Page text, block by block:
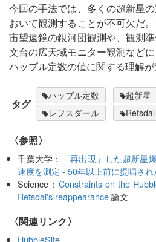
今回の手法では、多くの超新星
おいて観測することが不可欠だ
宙望遠鏡の銀河団観測や、観測
文台の広天域モニター観測などに
ハッブル定数の値に関する理解が
タグ
ハッブル定数 超新星
レフスダール
Refsdal
〈参照〉
千葉大学：
「再出現」した超新星
速度を測定 - 50年以上前に提唱さ
Science： Constraints on the
Refsdal's reappearance論文
〈関連リンク〉
HubbleSite